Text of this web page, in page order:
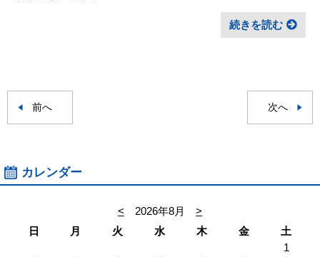
続きを読む
前へ 次へ
カレンダー
< 2026年8月
>
日
月 火 水 木 金
土
1